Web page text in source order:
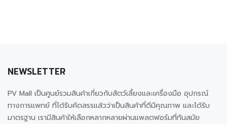
NEWSLETTER
PV Mall เป็นศูนย์รวมสินค้าเกี่ยวกับสัตว์เลี้ยงและเครื่องมือ อุปกรณ์
ทางการแพทย์ ที่ได้รับคัดสรรแล้วว่าเป็นสินค้าที่ดีมีคุณภาพ และได้รับ
มาตรฐาน เรามีสินค้าให้เลือกหลากหลายผ่านแพลตฟอร์มที่ทันสมัย